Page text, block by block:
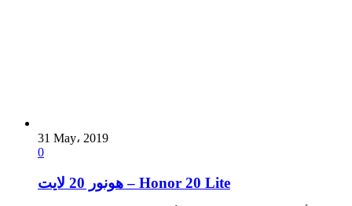
31 May، 2019
0
هونور 20 لايت – Honor 20 Lite